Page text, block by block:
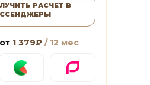
РАСЧЕТ В
1 379₽ / 12 мес